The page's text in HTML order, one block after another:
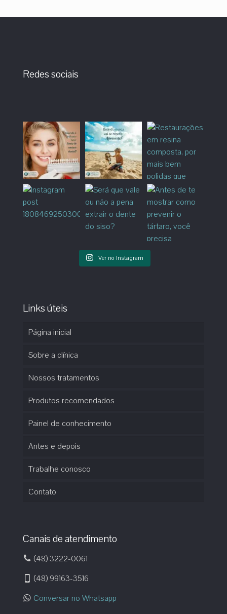
Redes sociais
Ver no Instagram
Links úteis
Página inicial
Sobre a clínica
Nossos tratamentos
Produtos recomendados
Painel de conhecimento
Antes e depois
Trabalhe conosco
Contato
Canais de atendimento
(48) 3222-0061
(48) 99163-3516
Conversar no Whatsapp